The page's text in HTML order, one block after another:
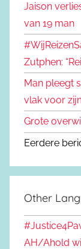
Jaison
van 19 man
Zutphen:
Man pleegt
vlak voor
Grote
Eerdere
Other
AH/Ahold